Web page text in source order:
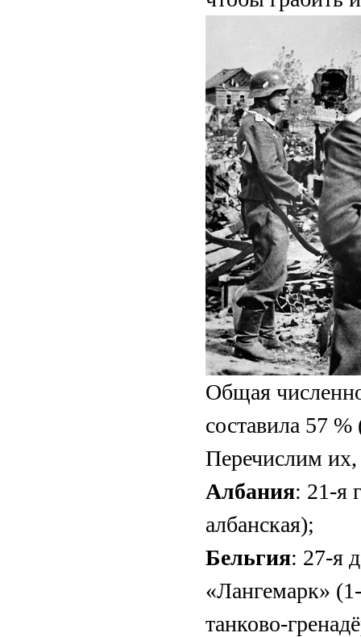
Общая
составила 57
Перечислим их,
Албания: 21-я
албанская);
Бельгия: 27-я
«Лангемарк»
танково-